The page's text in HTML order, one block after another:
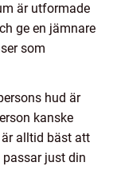
är utformade
ge en jämnare
som
hud är
kanske
alltid bäst att
just din